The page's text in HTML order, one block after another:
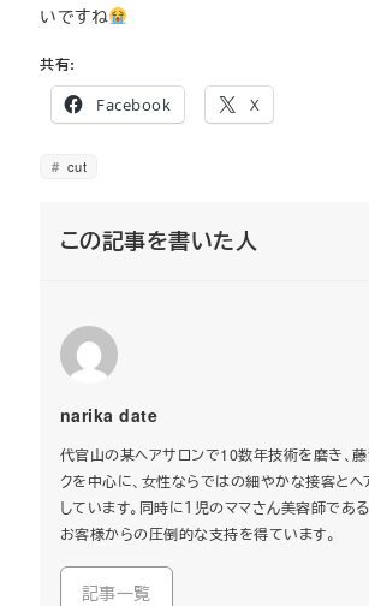
いですね
共有:
Facebook
X
cut
この記事を書いた人
narika date
代官山の某ヘアサロンで10数年技術を磨き、藤
クを中心に、女性ならではの細やかな接客とヘ
しています。同時に１児のママさん美容師であ
お客様からの圧倒的な支持を得ています。
記事一覧